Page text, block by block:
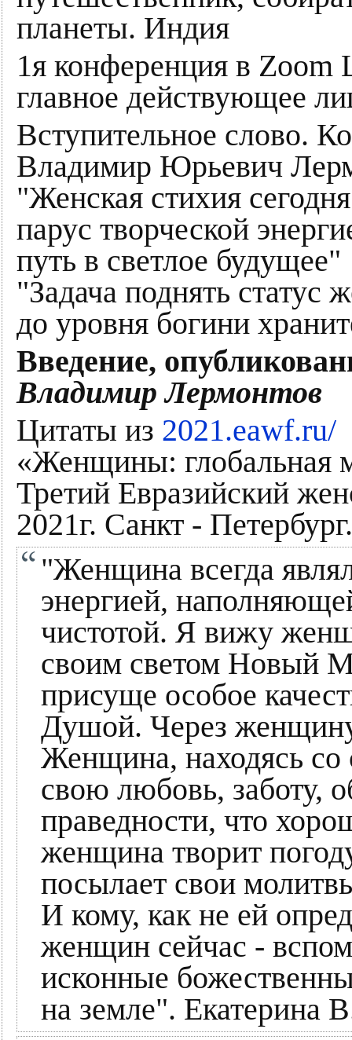
планеты. Индия
1я конференция в
главное действующее
Вступительное слово.
Владимир Юрьевич
"Женская стихия
парус творческой
путь в светлое будущее"
"Задача поднять статус
до уровня богини
Введение,
Владимир Лермонтов
Цитаты из 2021.eawf.ru/
«Женщины: глобальная
Третий Евразийский
2021г. Санкт - Петербург.
"Женщина всегда
энергией,
чистотой. Я вижу
своим светом Новый
присуще особое
Душой. Через
Женщина, находясь со
свою любовь, заботу,
праведности, что
женщина творит
посылает свои
И кому, как не ей
женщин сейчас -
исконные
на земле". Екатерина